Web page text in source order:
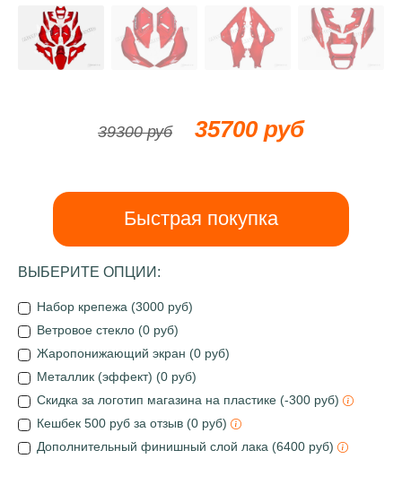
39300 руб 35700 руб
Быстрая покупка
ВЫБЕРИТЕ ОПЦИИ:
Набор крепежа (3000 руб)
Ветровое стекло (0 руб)
Жаропонижающий экран (0 руб)
Металлик (эффект) (0 руб)
Скидка за логотип магазина на пластике (-300 руб)
Кешбек 500 руб за отзыв (0 руб)
Дополнительный финишный слой лака (6400 руб)